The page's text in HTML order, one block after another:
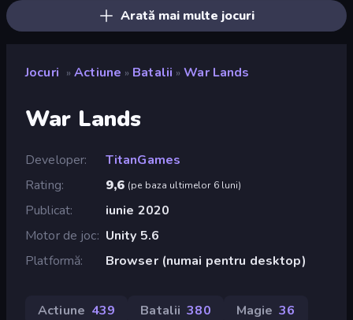
Arată mai multe jocuri
Jocuri » Actiune » Batalii » War Lands
War Lands
Developer
TitanGames
Rating
9,6 (pe baza ultimelor 6 luni)
Publicat
iunie 2020
Motor de joc Unity 5.6
Platformă
Browser (numai pentru desktop)
Actiune 439 Batalii 380 Magie 36